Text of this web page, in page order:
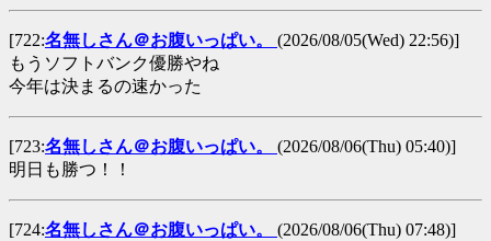
[722:名無しさん＠お腹いっぱい。 (2026/08/05(Wed) 22:56)]
もうソフトバンク優勝やね
今年は決まるの速かった
[723:名無しさん＠お腹いっぱい。 (2026/08/06(Thu) 05:40)]
明日も勝つ！！
[724:名無しさん＠お腹いっぱい。 (2026/08/06(Thu) 07:48)]